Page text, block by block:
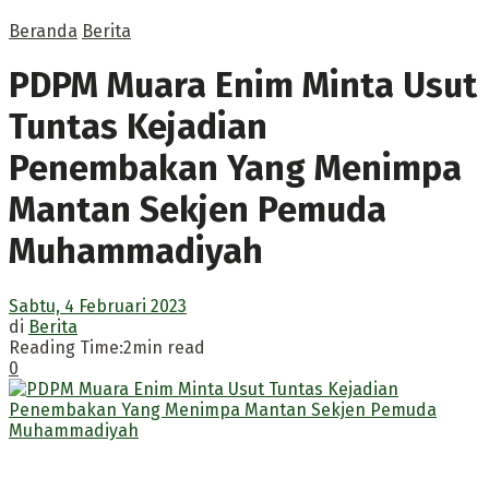
Beranda Berita
PDPM Muara Enim Minta Usut
Tuntas Kejadian
Penembakan Yang Menimpa
Mantan Sekjen Pemuda
Muhammadiyah
Sabtu, 4 Februari 2023
di Berita
Reading Time:2min read
0